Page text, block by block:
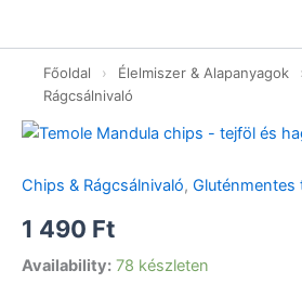
tartalomhoz
Főoldal › Élelmiszer & Alapanyagok
Rágcsálnivaló
Chips & Rágcsálnivaló, Gluténmentes
1 490 Ft
Availability: 78 készleten
Temole
-
tejföl
és
hagyma